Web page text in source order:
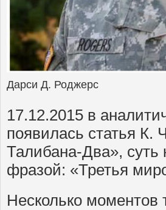
Дарси Д. Роджерс
17.12.2015 в
появилась статья
Талибана-Два»,
фразой: «Третья
Несколько моментов